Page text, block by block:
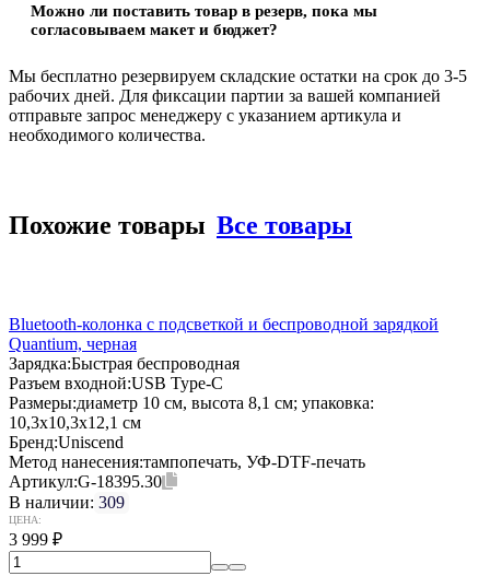
Можно ли поставить товар в резерв, пока мы
согласовываем макет и бюджет?
Мы бесплатно резервируем складские остатки на срок до 3-5
рабочих дней. Для фиксации партии за вашей компанией
отправьте запрос менеджеру с указанием артикула и
необходимого количества.
Похожие товары Все товары
Bluetooth-колонка с подсветкой и беспроводной зарядкой
Quantium, черная
Зарядка:Быстрая беспроводная
Разъем входной:USB Type-C
Размеры:диаметр 10 см, высота 8,1 см; упаковка:
10,3x10,3x12,1 см
Бренд:Uniscend
Метод нанесения:тампопечать, УФ-DTF-печать
Артикул:G-18395.30
В наличии: 309
ЦЕНА:
3 999 ₽